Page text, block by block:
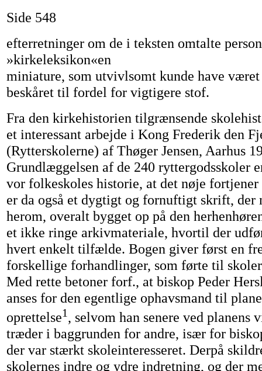
Side 548
efterretninger om de i teksten omtalte
»kirkeleksikon«en
miniature, som utvivlsomt kunde have
beskåret til fordel for vigtigere stof.
Fra den kirkehistorien tilgrænsende
et interessant arbejde i Kong Frederik den
(Rytterskolerne) af Thøger Jensen, Aarhus
Grundlæggelsen af de 240 ryttergodsskoler
vor folkeskoles historie, at det nøje fortjener
er da også et dygtigt og fornuftigt skrift, der
herom, overalt bygget op på den
et ikke ringe arkivmateriale, hvortil der
hvert enkelt tilfælde. Bogen giver først en
forskellige forhandlinger, som førte til
Med rette betoner forf., at biskop Peder
anses for den egentlige ophavsmand til
oprettelse1, selvom han senere ved planens
træder i baggrunden for andre, især for
der var stærkt skoleinteresseret. Derpå
skolernes indre og ydre indretning, og der